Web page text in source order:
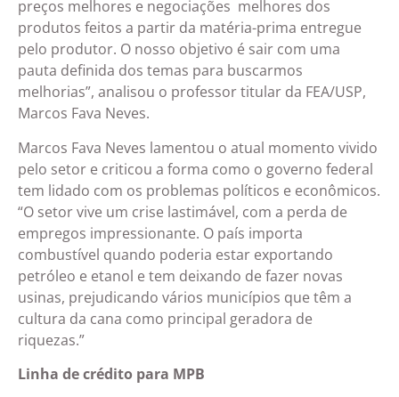
preços melhores e negociações melhores dos
produtos feitos a partir da matéria-prima entregue
pelo produtor. O nosso objetivo é sair com uma
pauta definida dos temas para buscarmos
melhorias”, analisou o professor titular da FEA/USP,
Marcos Fava Neves.
Marcos Fava Neves lamentou o atual momento vivido
pelo setor e criticou a forma como o governo federal
tem lidado com os problemas políticos e econômicos.
“O setor vive um crise lastimável, com a perda de
empregos impressionante. O país importa
combustível quando poderia estar exportando
petróleo e etanol e tem deixando de fazer novas
usinas, prejudicando vários municípios que têm a
cultura da cana como principal geradora de
riquezas.”
Linha de crédito para MPB